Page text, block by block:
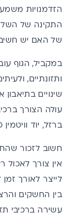
הזדמנויות
התקינה של
של האם יש
במקביל, הגוף
ותזונתיים,
שינויים
עולה הצורך
ברזל, יוד וויטמין D.
חשוב לזכור
אין צורך
לייצר לאורך
בין החשקים
עשירה ברכיבי